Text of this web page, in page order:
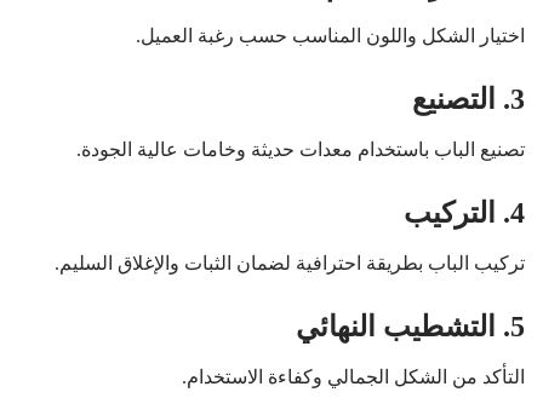
اختيار الشكل واللون المناسب حسب رغبة العميل.
3. التصنيع
تصنيع الباب باستخدام معدات حديثة وخامات عالية الجودة.
4. التركيب
تركيب الباب بطريقة احترافية لضمان الثبات والإغلاق السليم.
5. التشطيب النهائي
التأكد من الشكل الجمالي وكفاءة الاستخدام.